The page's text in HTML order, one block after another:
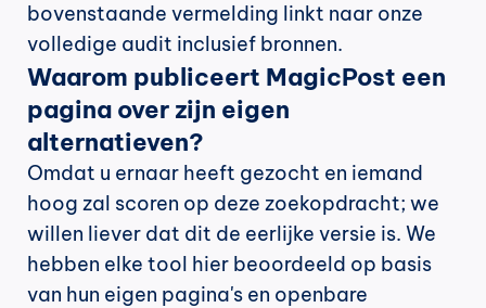
bovenstaande vermelding linkt naar onze
volledige audit inclusief bronnen.
Waarom publiceert MagicPost een
pagina over zijn eigen
alternatieven?
Omdat u ernaar heeft gezocht en iemand
hoog zal scoren op deze zoekopdracht; we
willen liever dat dit de eerlijke versie is. We
hebben elke tool hier beoordeeld op basis
van hun eigen pagina's en openbare